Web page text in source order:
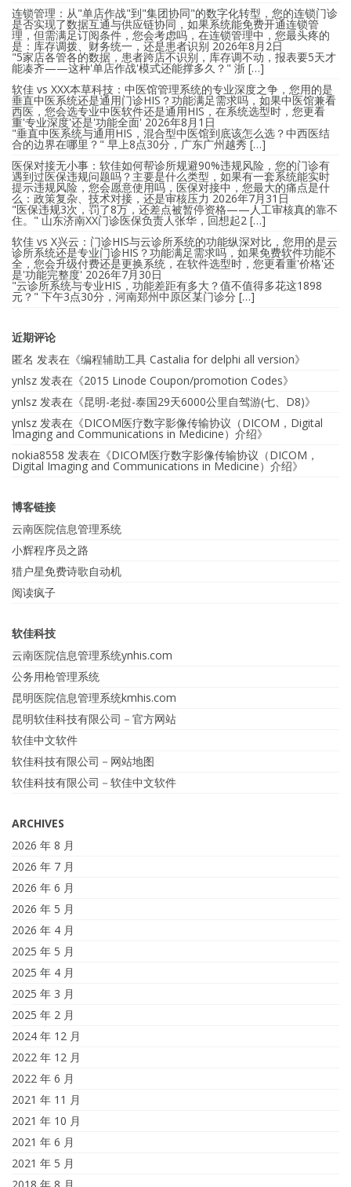
连锁管理：从"单店作战"到"集团协同"的数字化转型，您的连锁门诊
是否实现了数据互通与供应链协同，如果系统能免费开通连锁管
理，但需满足订阅条件，您会考虑吗，在连锁管理中，您最头疼的
是：库存调拨、财务统一，还是患者识别 2026年8月2日
"5家店各管各的数据，患者跨店不识别，库存调不动，报表要5天才
能凑齐——这种'单店作战'模式还能撑多久？" 浙 […]
软佳 vs XXX本草科技：中医馆管理系统的专业深度之争，您用的是
垂直中医系统还是通用门诊HIS？功能满足需求吗，如果中医馆兼看
西医，您会选专业中医软件还是通用HIS，在系统选型时，您更看
重'专业深度'还是'功能全面' 2026年8月1日
"垂直中医系统与通用HIS，混合型中医馆到底该怎么选？中西医结
合的边界在哪里？" 早上8点30分，广东广州越秀 […]
医保对接无小事：软佳如何帮诊所规避90%违规风险，您的门诊有
遇到过医保违规问题吗？主要是什么类型，如果有一套系统能实时
提示违规风险，您会愿意使用吗，医保对接中，您最大的痛点是什
么：政策复杂、技术对接，还是审核压力 2026年7月31日
"医保违规3次，罚了8万，还差点被暂停资格——人工审核真的靠不
住。" 山东济南XX门诊医保负责人张华，回想起2 […]
软佳 vs X兴云：门诊HIS与云诊所系统的功能纵深对比，您用的是云
诊所系统还是专业门诊HIS？功能满足需求吗，如果免费软件功能不
全，您会升级付费还是更换系统，在软件选型时，您更看重'价格'还
是'功能完整度' 2026年7月30日
"云诊所系统与专业HIS，功能差距有多大？值不值得多花这1898
元？" 下午3点30分，河南郑州中原区某门诊分 […]
近期评论
匿名 发表在《编程辅助工具 Castalia for delphi all version》
ynlsz 发表在《2015 Linode Coupon/promotion Codes》
ynlsz 发表在《昆明-老挝-泰国29天6000公里自驾游(七、D8)》
ynlsz 发表在《DICOM医疗数字影像传输协议（DICOM，Digital
Imaging and Communications in Medicine）介绍》
nokia8558 发表在《DICOM医疗数字影像传输协议（DICOM，
Digital Imaging and Communications in Medicine）介绍》
博客链接
云南医院信息管理系统
小辉程序员之路
猎户星免费诗歌自动机
阅读疯子
软佳科技
云南医院信息管理系统ynhis.com
公务用枪管理系统
昆明医院信息管理系统kmhis.com
昆明软佳科技有限公司－官方网站
软佳中文软件
软佳科技有限公司－网站地图
软佳科技有限公司－软佳中文软件
ARCHIVES
2026 年 8 月
2026 年 7 月
2026 年 6 月
2026 年 5 月
2026 年 4 月
2025 年 5 月
2025 年 4 月
2025 年 3 月
2025 年 2 月
2024 年 12 月
2022 年 12 月
2022 年 6 月
2021 年 11 月
2021 年 10 月
2021 年 6 月
2021 年 5 月